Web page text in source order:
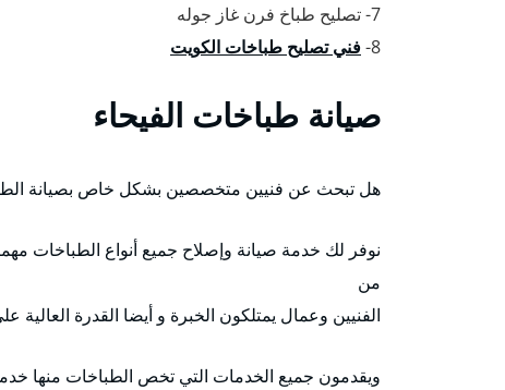
7- تصليح طباخ فرن غاز جوله
8- فني تصليح طباخات الكويت
صيانة طباخات الفيحاء
هل تبحث عن فنيين متخصصين بشكل خاص بصيانة
نوفر لك خدمة صيانة وإصلاح جميع أنواع الطباخات
من
الفنيين وعمال يمتلكون الخبرة و أيضا القدرة
ويقدمون جميع الخدمات التي تخص الطباخات منها